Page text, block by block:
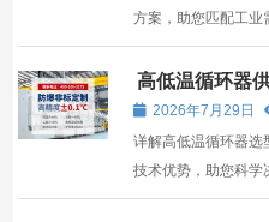
方案，助您匹配工业
高低温循环器
行业适配与冠亚
2026年7月29日
详解高低温循环器选
技术优势，助您科学